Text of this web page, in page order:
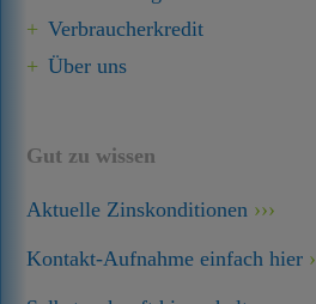
Verbraucherkredit
Über uns
Gut zu wissen
Aktuelle Zinskonditionen
Kontakt-Aufnahme einfach hier